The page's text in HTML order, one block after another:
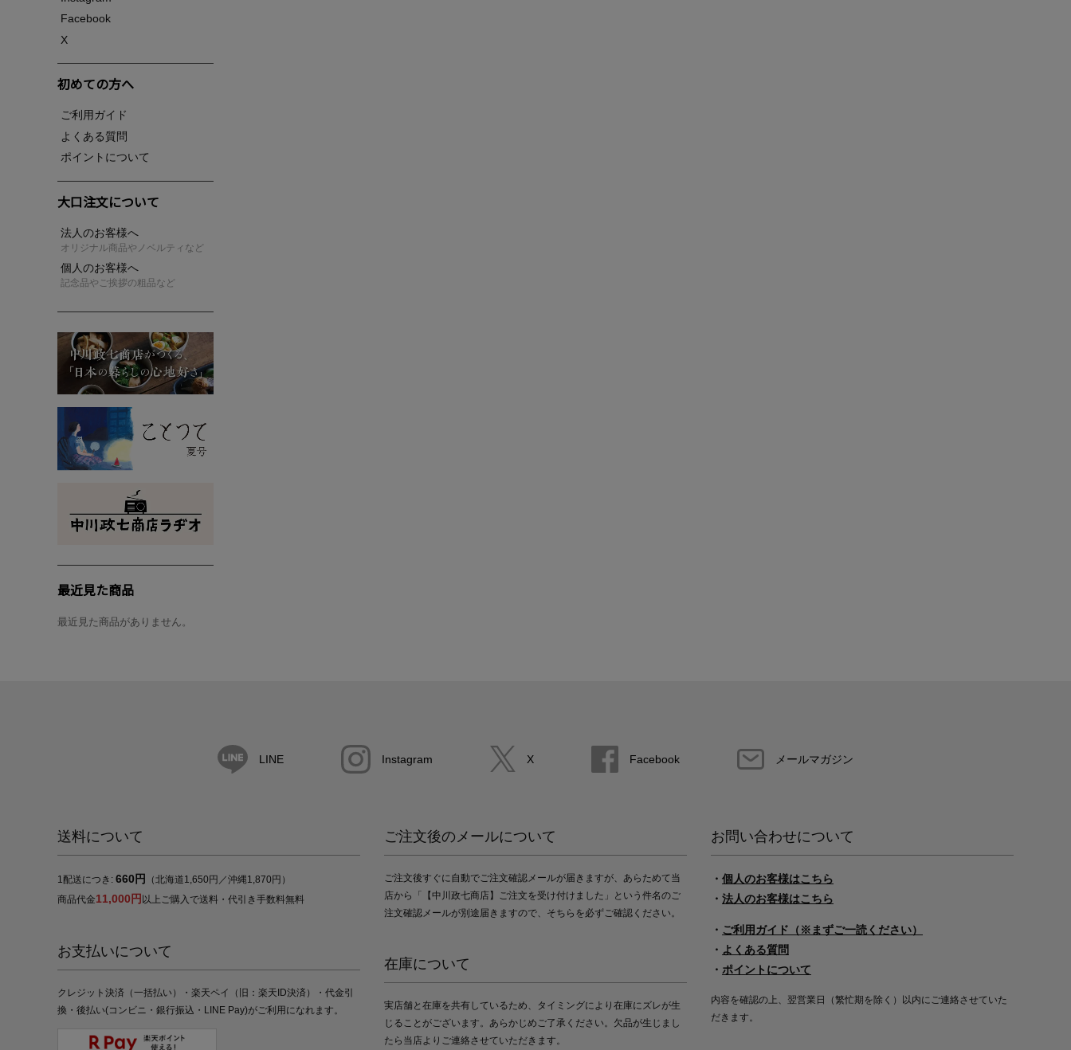
Facebook
X
初めての方へ
ご利用ガイド
よくある質問
ポイントについて
大口注文について
法人のお客様へ
オリジナル商品やノベルティなど
個人のお客様へ
記念品やご挨拶の粗品など
最近見た商品
最近見た商品がありません。
LINE Instagram X Facebook メールマガジン
送料について
1配送につき: 660円
（北海道1,650円／沖縄1,870円）
商品代金11,000円 以上ご購入で送料・代引き手数料無料
お支払いについて
クレジット決済（一括払い）・楽天ペイ（旧：楽天ID決済）・代金引
換・後払い(コンビニ・銀行振込・LINE Pay)がご利用になれます。
ご注文後のメールについて
ご注文後すぐに自動でご注文確認メールが届きますが、あらためて当
店から「【中川政七商店】ご注文を受け付けました」という件名のご
注文確認メールが別途届きますので、そちらを必ずご確認ください。
在庫について
実店舗と在庫を共有しているため、タイミングにより在庫にズレが生
じることがございます。あらかじめご了承ください。欠品が生じまし
たら当店よりご連絡させていただきます。
お問い合わせについて
・ 個人のお客様はこちら
・ 法人のお客様はこちら
・ ご利用ガイド（※まずご一読ください）
・ よくある質問
・ ポイントについて
内容を確認の上、翌営業日（繁忙期を除く）以内にご連絡させていた
だきます。